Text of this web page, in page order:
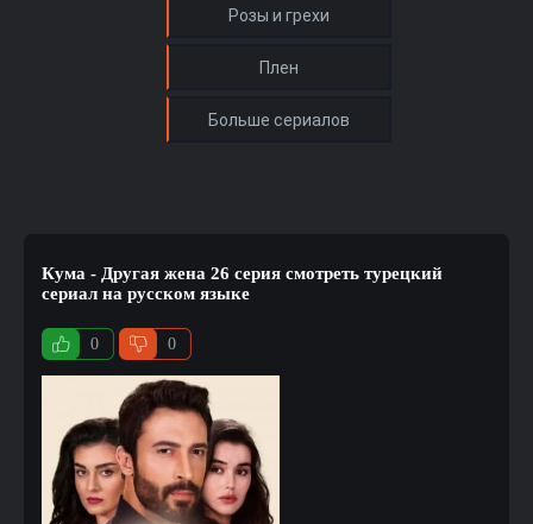
Кума - Другая жена 26 серия смотреть турецкий
сериал на русском языке
0 0